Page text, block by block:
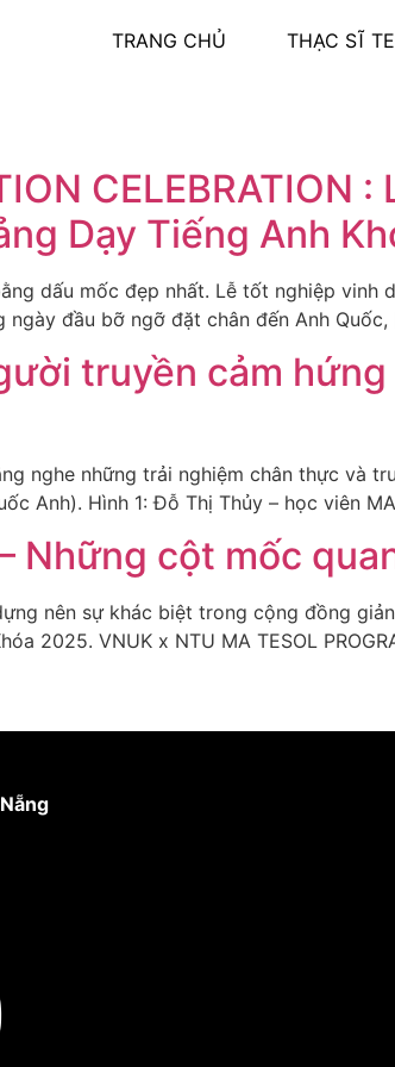
TRANG CHỦ THẠC SĨ
CELEBRATION
Dạy Tiếng Anh
dấu mốc đẹp nhất. Lễ tốt nghiệp vinh
ngày đầu bỡ ngỡ đặt chân đến Anh
truyền cảm
nghe những trải nghiệm chân thực và
Anh). Hình 1: Đỗ Thị Thủy – học viên
Những cột mốc
nên sự khác biệt trong cộng đồng
2025. VNUK x NTU MA TESOL